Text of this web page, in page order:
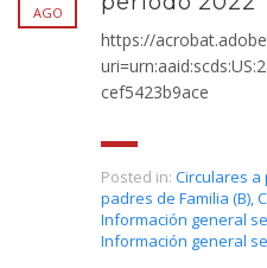
AGO
https://
cef5423b9ace
Posted in: Circulares a
padres de Familia (B),
Información general
Información general